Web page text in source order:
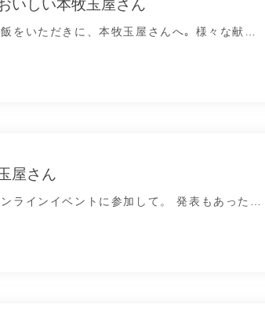
いしい本牧玉屋さん
をいただきに、本牧玉屋さんへ｡ 様々な献…
屋さん
ラインイベントに参加して。 発表もあった…